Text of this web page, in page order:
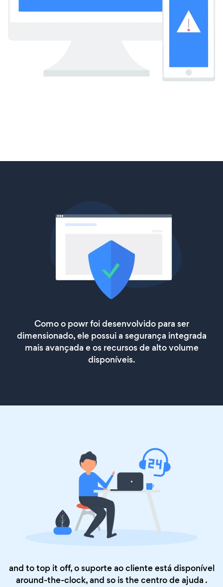
Como o powr foi desenvolvido para ser
dimensionado, ele possui a segurança integrada
mais avançada e os recursos de alto volume
disponíveis.
and to top it off, o suporte ao cliente está disponível
around-the-clock, and so is thecentro de ajuda .